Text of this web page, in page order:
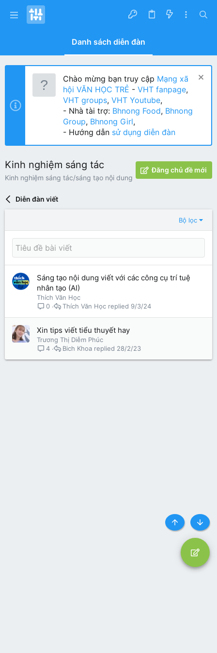
Danh sách diễn đàn
Chào mừng bạn truy cập Mạng xã
hội VĂN HỌC TRẺ - VHT fanpage,
VHT groups, VHT Youtube,
- Nhà tài trợ: Bhnong Food, Bhnong
Group, Bhnong Girl,
- Hướng dẫn sử dụng diễn đàn
Kinh nghiệm sáng tác
Kinh nghiệm sáng tác/sáng tạo nội dung
Đăng chủ đề mới
Diễn đàn viết
Bộ lọc
Sáng tạo nội dung viết với các công cụ trí tuệ
nhân tạo (AI)
Thích Văn Học
0
9/3/24
Thích Văn Học
Xin tips viết tiểu thuyết hay
Trương Thị Diễm Phúc
4
28/2/23
Bich Khoa
Top